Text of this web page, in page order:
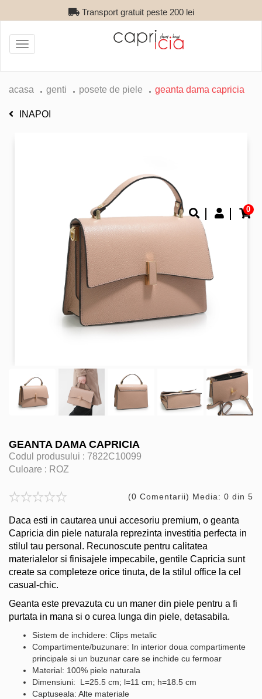
Transport gratuit peste 200 lei
0
Toggle
navigation
acasa genti posete de piele geanta dama capricia
INAPOI
GEANTA DAMA CAPRICIA
Codul produsului : 7822C10099
Culoare : ROZ
(0 Comentarii) Media: 0 din 5
Daca esti in cautarea unui accesoriu premium, o geanta
Capricia din piele naturala reprezinta investitia perfecta in
stilul tau personal. Recunoscute pentru calitatea
materialelor si finisajele impecabile, gentile Capricia sunt
create sa completeze orice tinuta, de la stilul office la cel
casual-chic.
Geanta este prevazuta cu un maner din piele pentru a fi
purtata in mana si o curea lunga din piele, detasabila.
Sistem de inchidere: Clips metalic
Compartimente/buzunare: In interior doua compartimente
principale si un buzunar care se inchide cu fermoar
Material: 100% piele naturala
Dimensiuni: L=25.5 cm; l=11 cm; h=18.5 cm
Captuseala: Alte materiale